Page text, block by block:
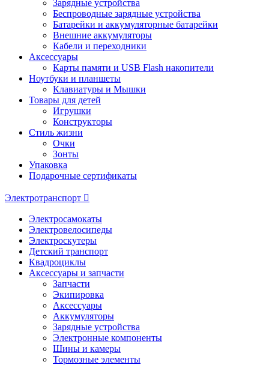
Зарядные устройства
Беспроводные зарядные устройства
Батарейки и аккумуляторные батарейки
Внешние аккумуляторы
Кабели и переходники
Аксессуары
Карты памяти и USB Flash накопители
Ноутбуки и планшеты
Клавиатуры и Мышки
Товары для детей
Игрушки
Конструкторы
Стиль жизни
Очки
Зонты
Упаковка
Подарочные сертификаты
Электротранспорт
Электросамокаты
Электровелосипеды
Электроскутеры
Детский транспорт
Квадроциклы
Аксессуары и запчасти
Запчасти
Экипировка
Аксессуары
Аккумуляторы
Зарядные устройства
Электронные компоненты
Шины и камеры
Тормозные элементы